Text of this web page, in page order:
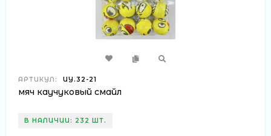
АРТИКУЛ: ИУ.32-21
мяч каучуковый смайл
В НАЛИЧИИ: 232 ШТ.